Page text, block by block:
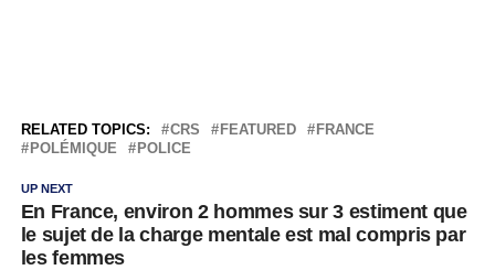
RELATED TOPICS: CRS FEATURED
FRANCE
POLÉMIQUE
POLICE
UP NEXT
En France, environ 2 hommes sur 3 estiment que
le sujet de la charge mentale est mal compris par
les femmes